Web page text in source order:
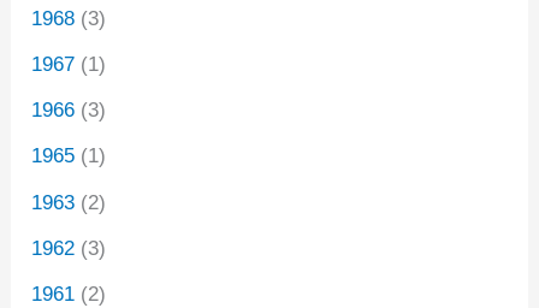
1968 (3)
1967 (1)
1966 (3)
1965 (1)
1963 (2)
1962 (3)
1961 (2)